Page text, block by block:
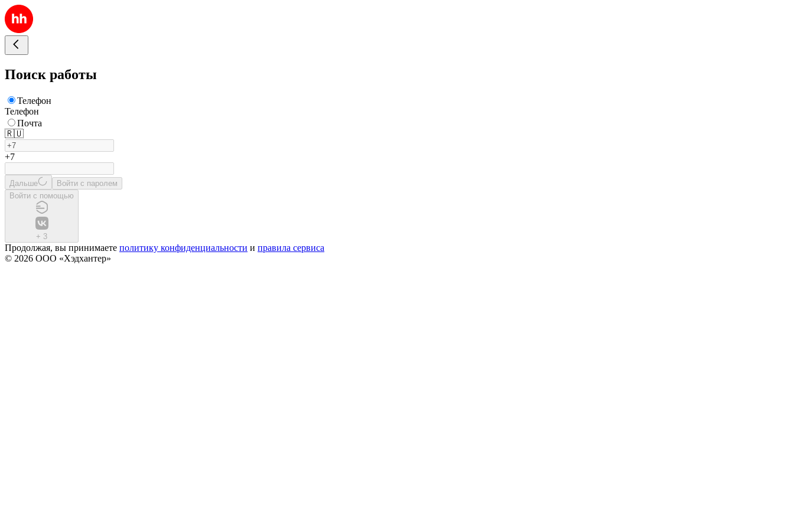
Поиск работы
Телефон
Телефон
Почта
🇷🇺
+7
Дальше
Войти с паролем
Войти с помощью
+ 3
Продолжая, вы принимаете политику конфиденциальности и правила сервиса
© 2026 ООО «Хэдхантер»